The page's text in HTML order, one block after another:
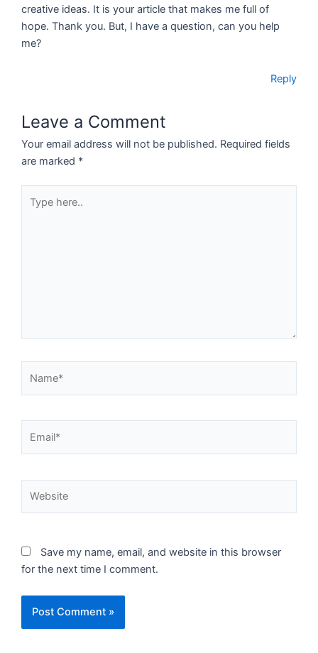
creative ideas. It is your article that makes me full of
hope. Thank you. But, I have a question, can you help
me?
Reply
Leave a Comment
Your email address will not be published. Required fields
are marked *
here..
Save my name, email, and website in this browser
for the next time I comment.